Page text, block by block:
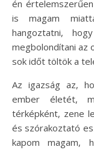
én
is magam
hangoztatni,
megbolondítani az
sok időt töltök a
Az igazság az,
ember életét,
térképként, zene
és szórakoztató
kapom magam,